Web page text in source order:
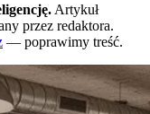
Artykuł
przez redaktora.
— poprawimy treść.